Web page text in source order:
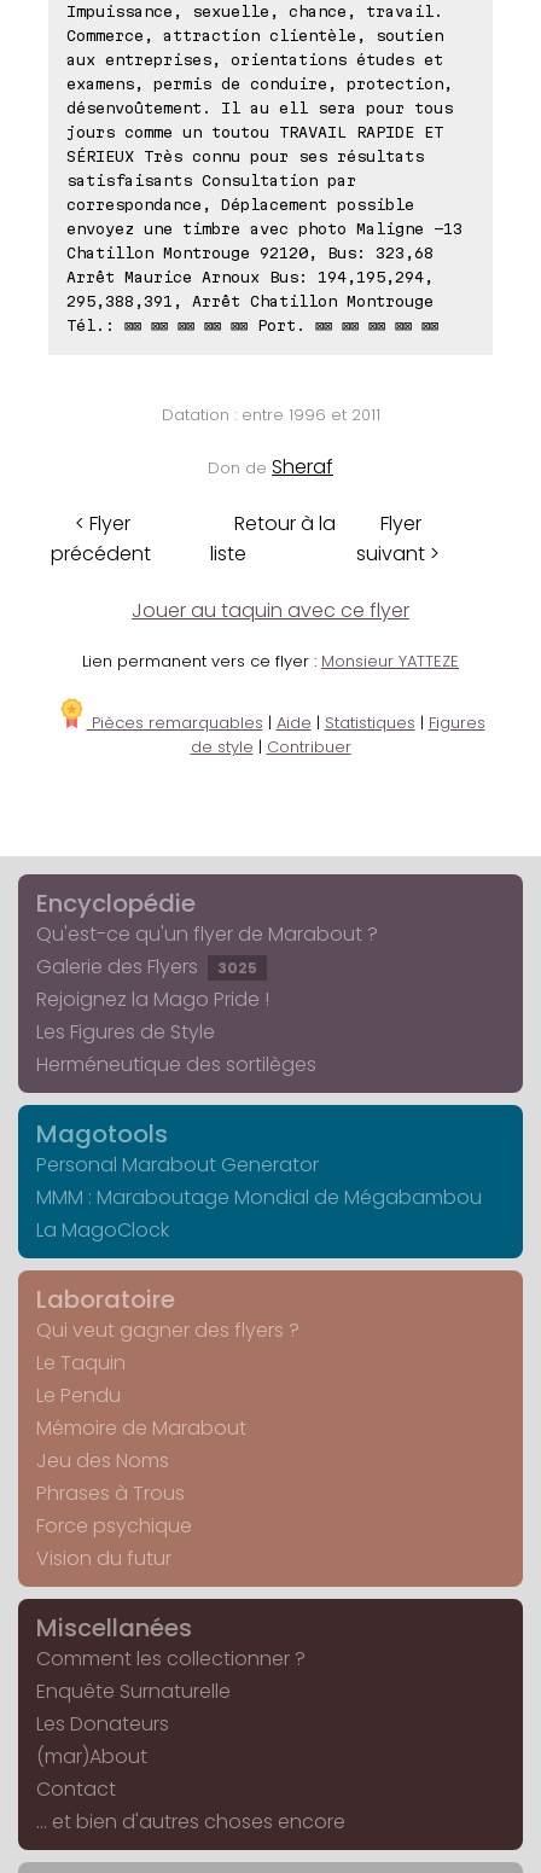
Impuissance, sexuelle, chance, travail.
Commerce, attraction clientèle, soutien
aux entreprises, orientations études et
examens, permis de conduire, protection,
désenvoûtement. Il au ell sera pour tous
jours comme un toutou TRAVAIL RAPIDE ET
SÉRIEUX Très connu pour ses résultats
satisfaisants Consultation par
correspondance, Déplacement possible
envoyez une timbre avec photo Maligne -13
Chatillon Montrouge 92120, Bus: 323,68
Arrêt Maurice Arnoux Bus: 194,195,294,
295,388,391, Arrêt Chatillon Montrouge
Tél.: ⊠⊠ ⊠⊠ ⊠⊠ ⊠⊠ ⊠⊠ Port. ⊠⊠ ⊠⊠ ⊠⊠ ⊠⊠ ⊠⊠
Datation : entre 1996 et 2011
Don de Sheraf
< Flyer
précédent
Retour à la
liste
Flyer
suivant >
Jouer au taquin avec ce flyer
Lien permanent vers ce flyer : Monsieur YATTEZE
Pièces remarquables | Aide | Statistiques | Figures
de style | Contribuer
Encyclopédie
Qu'est-ce qu'un flyer de Marabout ?
Galerie des Flyers
3025
Rejoignez la Mago Pride !
Les Figures de Style
Herméneutique des sortilèges
Magotools
Personal Marabout Generator
MMM : Maraboutage Mondial de Mégabambou
La MagoClock
Laboratoire
Qui veut gagner des flyers ?
Le Taquin
Le Pendu
Mémoire de Marabout
Jeu des Noms
Phrases à Trous
Force psychique
Vision du futur
Miscellanées
Comment les collectionner ?
Enquête Surnaturelle
Les Donateurs
(mar)About
Contact
... et bien d'autres choses encore